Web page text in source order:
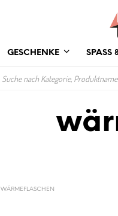
GESCHENKE SPASS
WÄRMEFLASCHEN